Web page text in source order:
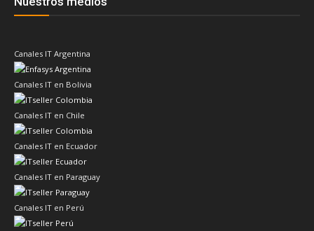
Canales IT Argentina
Canales IT en Bolivia
Canales IT en Chile
Canales IT en Ecuador
Canales IT en Paraguay
Canales IT en Perú